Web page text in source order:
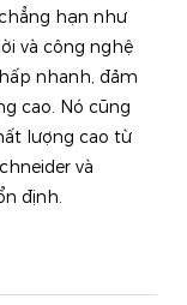
hạn như
và công nghệ
nhanh, đảm
cao. Nó cũng
lượng cao từ
và
định.